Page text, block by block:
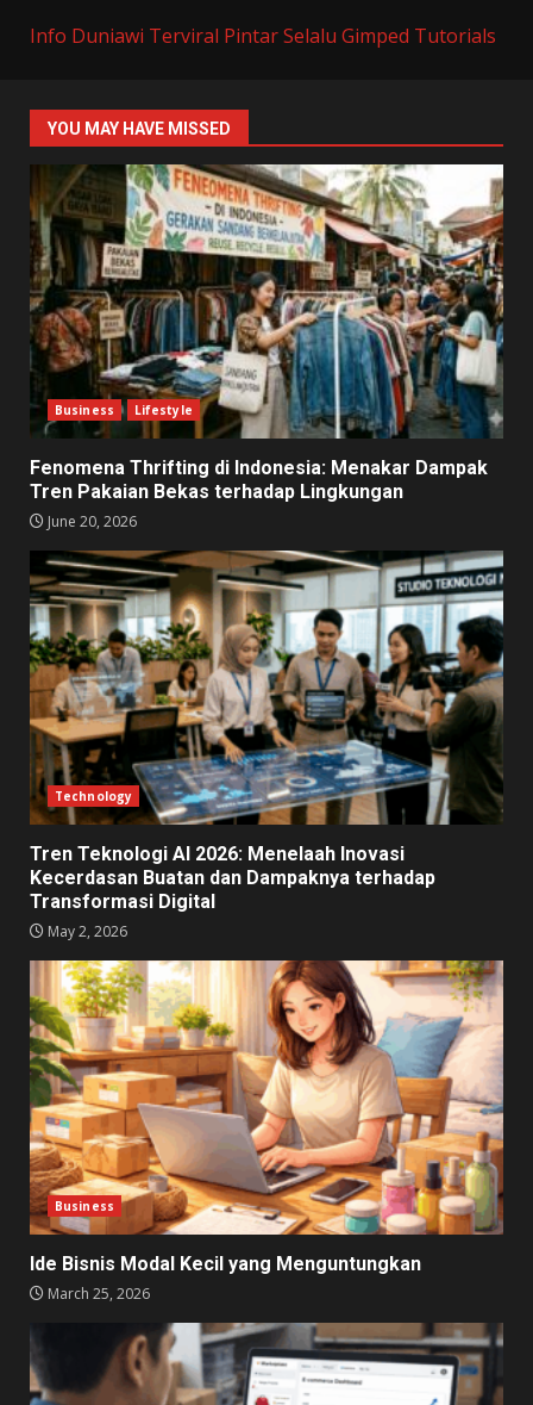
Info Duniawi Terviral Pintar Selalu Gimped Tutorials
YOU MAY HAVE MISSED
Business Lifestyle
Fenomena Thrifting di Indonesia: Menakar Dampak
Tren Pakaian Bekas terhadap Lingkungan
June 20, 2026
Technology
Tren Teknologi AI 2026: Menelaah Inovasi
Kecerdasan Buatan dan Dampaknya terhadap
Transformasi Digital
May 2, 2026
Business
Ide Bisnis Modal Kecil yang Menguntungkan
March 25, 2026